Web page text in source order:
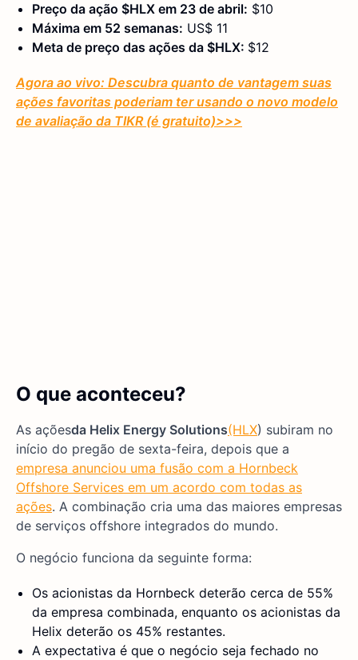
Preço da ação $HLX em 23 de abril: $10
Máxima em 52 semanas: US$ 11
Meta de preço das ações da $HLX: $12
Agora ao vivo: Descubra quanto de vantagem suas
ações favoritas poderiam ter usando o novo modelo
de avaliação da TIKR (é gratuito)>>>
O que aconteceu?
As açõesda Helix Energy Solutions(HLX) subiram no
início do pregão de sexta-feira, depois que a
empresa anunciou uma fusão com a Hornbeck
Offshore Services em um acordo com todas as
ações. A combinação cria uma das maiores empresas
de serviços offshore integrados do mundo.
O negócio funciona da seguinte forma:
Os acionistas da Hornbeck deterão cerca de 55%
da empresa combinada, enquanto os acionistas da
Helix deterão os 45% restantes.
A expectativa é que o negócio seja fechado no